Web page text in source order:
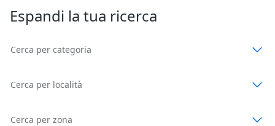
Espandi la tua ricerca
Cerca per categoria
Cerca per località
Cerca per zona